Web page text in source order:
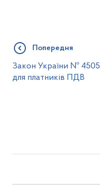
Попередня
Закон України № 4505:
для платників ПДВ